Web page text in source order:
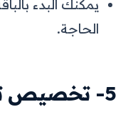
يمكنك البدء
الحاجة.
5- تخصيص تصميم المتجر